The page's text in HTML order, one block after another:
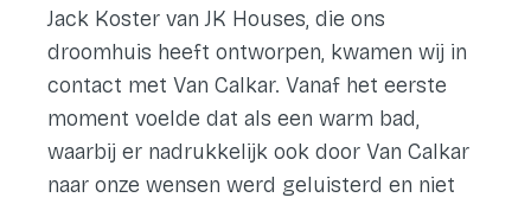
Jack Koster van JK Houses, die ons
droomhuis heeft ontworpen, kwamen wij in
contact met Van Calkar. Vanaf het eerste
moment voelde dat als een warm bad,
waarbij er nadrukkelijk ook door Van Calkar
naar onze wensen werd geluisterd en niet